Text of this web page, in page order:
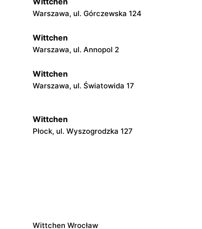
Warszawa, ul. Górczewska 124
Wittchen
Warszawa, ul. Annopol 2
Wittchen
Warszawa, ul. Światowida 17
Wittchen
Płock, ul. Wyszogrodzka 127
Wittchen Wrocław